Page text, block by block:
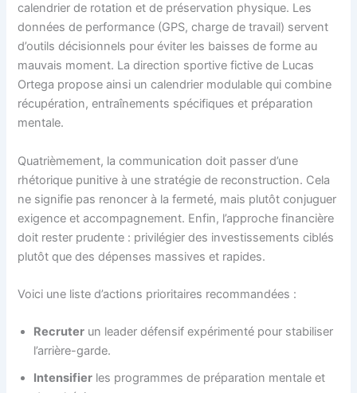
calendrier de rotation et de préservation physique. Les
données de performance (GPS, charge de travail) servent
d’outils décisionnels pour éviter les baisses de forme au
mauvais moment. La direction sportive fictive de Lucas
Ortega propose ainsi un calendrier modulable qui combine
récupération, entraînements spécifiques et préparation
mentale.
Quatrièmement, la communication doit passer d’une
rhétorique punitive à une stratégie de reconstruction. Cela
ne signifie pas renoncer à la fermeté, mais plutôt conjuguer
exigence et accompagnement. Enfin, l’approche financière
doit rester prudente : privilégier des investissements ciblés
plutôt que des dépenses massives et rapides.
Voici une liste d’actions prioritaires recommandées :
Recruter un leader défensif expérimenté pour stabiliser
l’arrière-garde.
Intensifier les programmes de préparation mentale et